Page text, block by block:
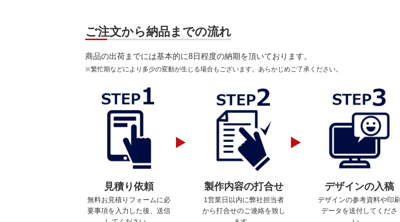
ご注文から納品までの流れ
商品の出荷までには基本的に8日程度の納期を頂いております。
※繁忙期などにより多少の変動が生じる場合もございます。あらかじめご了承ください。
見積り依頼
無料お見積りフォームに必
要事項を入力した後、送信
製作内容の打合せ
1営業日以内に弊社担当者
から打合せのご連絡を致し
デザインの入稿
デザインの参考資料や印刷
データを送付してくださ